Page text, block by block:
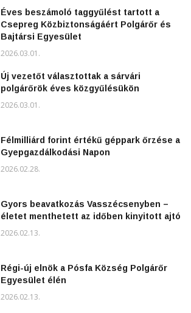
Éves beszámoló taggyűlést tartott a
Csepreg Közbiztonságáért Polgárőr és
Bajtársi Egyesület
2026.03.01.
Új vezetőt választottak a sárvári
polgárőrök éves közgyűlésükön
2026.03.01.
Félmilliárd forint értékű géppark őrzése a
Gyepgazdálkodási Napon
2026.02.28.
Gyors beavatkozás Vasszécsenyben –
életet menthetett az időben kinyitott ajtó
2026.02.13.
Régi-új elnök a Pósfa Község Polgárőr
Egyesület élén
2026.02.13.